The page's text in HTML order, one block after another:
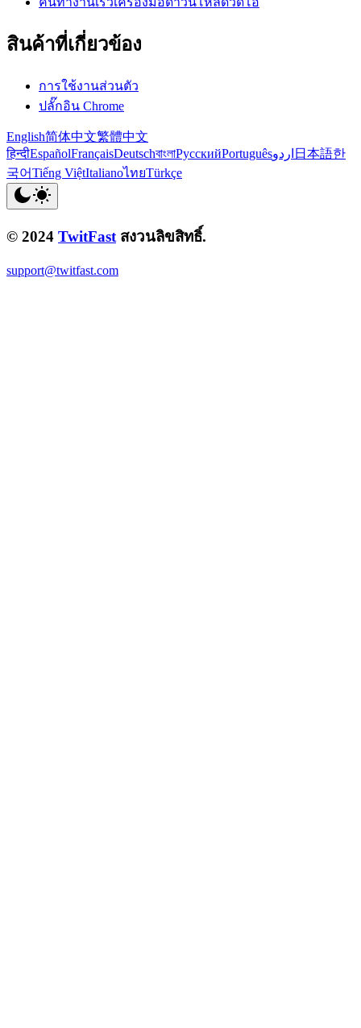
สินค้าที่เกี่ยวข้อง
การใช้งานส่วนตัว
ปลั๊กอิน Chrome
English简体中文繁體中文
हिन्दीEspañolFrançaisDeutschবাংলাРусскийPortuguêsاردو 日本語한
국어Tiếng ViệtItalianoไทยTürkçe
© 2024 TwitFast สงวนลิขสิทธิ์.
support@twitfast.com